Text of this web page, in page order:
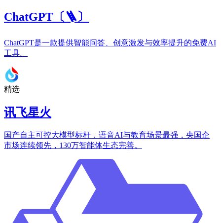
ChatGPT〔🪜〕
ChatGPT是一款提供智能问答、创意激发与效率提升的免费AI
工具。
精选
讯飞星火
国产自主可控大模型标杆，语音AI与教育场景最强，央国企
市场连续领先，130万智能体生态完善。